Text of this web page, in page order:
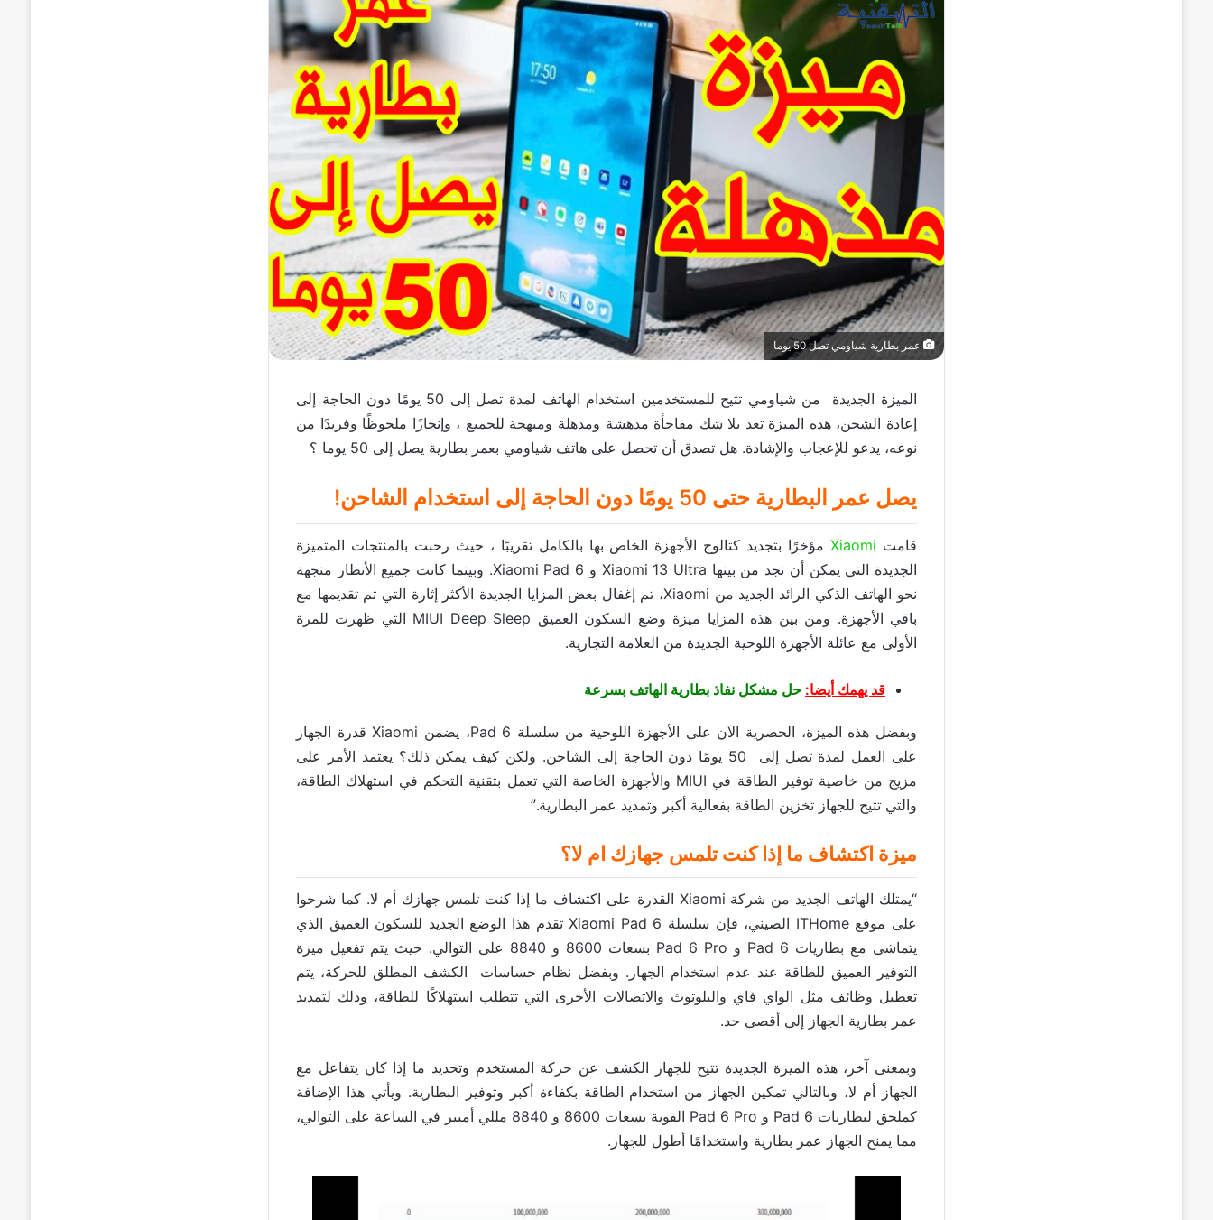
عمر بطارية شياومي تصل 50 يوما
الميزة الجديدة من شياومي تتيح للمستخدمين استخدام الهاتف لمدة تصل إلى 50 يومًا دون الحاجة إلى
إعادة الشحن، هذه الميزة تعد بلا شك مفاجأة مدهشة ومذهلة ومبهجة للجميع ، وإنجازًا ملحوظًا وفريدًا من
نوعه، يدعو للإعجاب والإشادة. هل تصدق أن تحصل على هاتف شياومي بعمر بطارية يصل إلى 50 يوما ؟
يصل عمر البطارية حتى 50 يومًا دون الحاجة إلى استخدام الشاحن!
قامت Xiaomiمؤخرًا بتجديد كتالوج الأجهزة الخاص بها بالكامل تقريبًا ، حيث رحبت بالمنتجات المتميزة
الجديدة التي يمكن أن نجد من بينها Xiaomi 13 Ultra و Xiaomi Pad 6. وبينما كانت جميع الأنظار متجهة
نحو الهاتف الذكي الرائد الجديد من Xiaomi، تم إغفال بعض المزايا الجديدة الأكثر إثارة التي تم تقديمها مع
باقي الأجهزة. ومن بين هذه المزايا ميزة وضع السكون العميق MIUI Deep Sleep التي ظهرت للمرة
الأولى مع عائلة الأجهزة اللوحية الجديدة من العلامة التجارية.
قد يهمك أيضا: حل مشكل نفاذ بطارية الهاتف بسرعة
وبفضل هذه الميزة، الحصرية الآن على الأجهزة اللوحية من سلسلة Pad 6، يضمن Xiaomi قدرة الجهاز
على العمل لمدة تصل إلى 50 يومًا دون الحاجة إلى الشاحن. ولكن كيف يمكن ذلك؟ يعتمد الأمر على
مزيج من خاصية توفير الطاقة في MIUI والأجهزة الخاصة التي تعمل بتقنية التحكم في استهلاك الطاقة،
والتي تتيح للجهاز تخزين الطاقة بفعالية أكبر وتمديد عمر البطارية.”
ميزة اكتشاف ما إذا كنت تلمس جهازك ام لا؟
“يمتلك الهاتف الجديد من شركة Xiaomi القدرة على اكتشاف ما إذا كنت تلمس جهازك أم لا. كما شرحوا
على موقع ITHome الصيني، فإن سلسلة Xiaomi Pad 6 تقدم هذا الوضع الجديد للسكون العميق الذي
يتماشى مع بطاريات Pad 6 و Pad 6 Pro بسعات 8600 و 8840 على التوالي. حيث يتم تفعيل ميزة
التوفير العميق للطاقة عند عدم استخدام الجهاز. وبفضل نظام حساسات الكشف المطلق للحركة، يتم
تعطيل وظائف مثل الواي فاي والبلوتوث والاتصالات الأخرى التي تتطلب استهلاكًا للطاقة، وذلك لتمديد
عمر بطارية الجهاز إلى أقصى حد.
وبمعنى آخر، هذه الميزة الجديدة تتيح للجهاز الكشف عن حركة المستخدم وتحديد ما إذا كان يتفاعل مع
الجهاز أم لا، وبالتالي تمكين الجهاز من استخدام الطاقة بكفاءة أكبر وتوفير البطارية. ويأتي هذا الإضافة
كملحق لبطاريات Pad 6 و Pad 6 Pro القوية بسعات 8600 و 8840 مللي أمبير في الساعة على التوالي،
مما يمنح الجهاز عمر بطارية واستخدامًا أطول للجهاز.